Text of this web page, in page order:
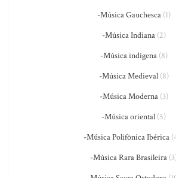
-Música Gauchesca(1)
-Música Indiana(2)
-Música indígena(8)
-Música Medieval(8)
-Música Moderna(3)
-Música oriental (5)
-Música Polifônica Ibérica
-Música Rara Brasileira